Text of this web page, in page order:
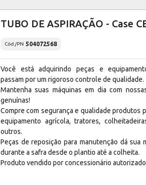
TUBO DE ASPIRAÇÃO - Case
Cód./PN 504072568
Você está adquirindo peças e
passam por um rigoroso controle de qualidade.
Mantenha suas máquinas em dia com
genuínas!
Compre com segurança e qualidade produtos
equipamento agrícola, tratores,
outros.
Peças de reposição para manutenção dá sua
durante a safra desde o plantio até a colheita.
Produto vendido por concessionário